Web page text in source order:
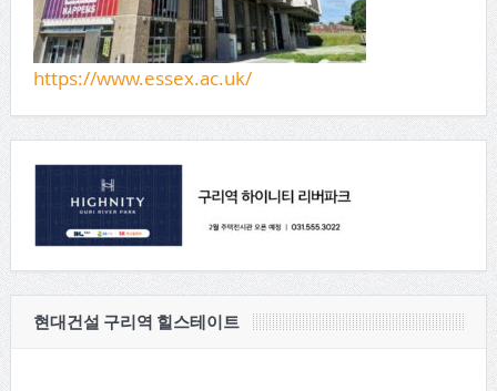
https://www.essex.ac.uk/
현대건설 구리역 힐스테이트